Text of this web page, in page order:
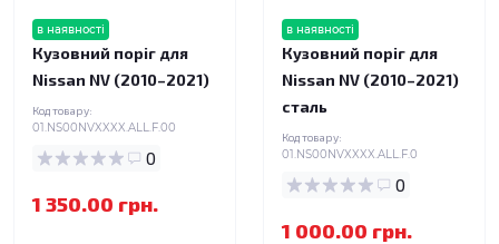
в наявності
Кузовний поріг для
Nissan NV (2010–2021)
Код товару:
01.NS00NVXXXX.ALL.F.00
0
1 350.00 грн.
в наявності
Кузовний поріг для
Nissan NV (2010–2021)
сталь
Код товару:
01.NS00NVXXXX.ALL.F.0
0
1 000.00 грн.